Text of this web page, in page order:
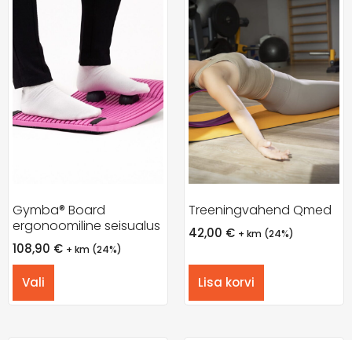
Gymba® Board
ergonoomiline seisualus
108,90 € + km (24%)
Vali
Treeningvahend Qmed
42,00 € + km (24%)
Lisa korvi